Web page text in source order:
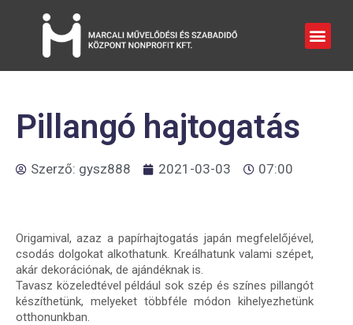
Pillangó hajtogatás
Szerző: gysz888 2021-03-03 07:00
Origamival, azaz a papírhajtogatás japán megfelelőjével,
csodás dolgokat alkothatunk. Kreálhatunk valami szépet,
akár dekorációnak, de ajándéknak is.
Tavasz közeledtével például sok szép és színes pillangót
készíthetünk, melyeket többféle módon kihelyezhetünk
otthonunkban.